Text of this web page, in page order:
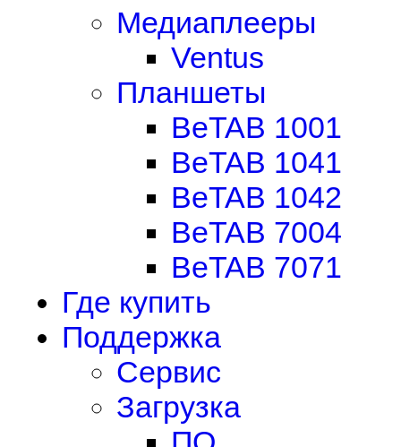
Медиаплееры
Ventus
Планшеты
BeTAB 1001
BeTAB 1041
BeTAB 1042
BeTAB 7004
BeTAB 7071
Где купить
Поддержка
Сервис
Загрузка